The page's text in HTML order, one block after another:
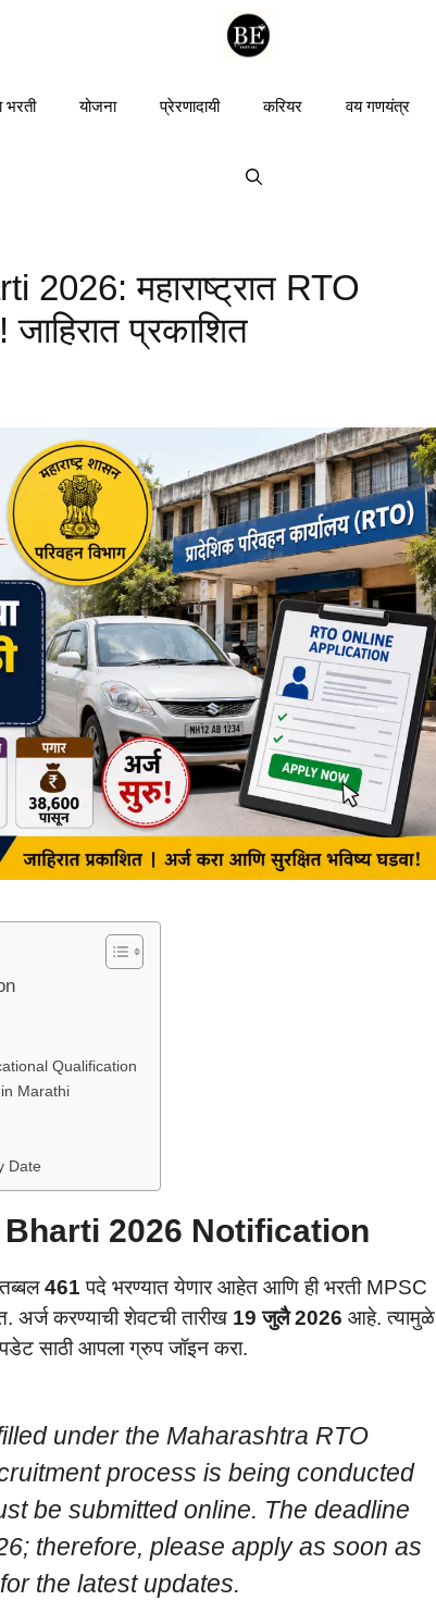
भरती योजना प्रेरणादायी करियर वय गणयंत्र
महाराष्ट्रात RTO
जाहिरात प्रकाशित
Qualification
Marathi
Date
2026 Notification
461पदे भरण्यात येणार आहेत आणि ही भरती MPSC
अर्ज करण्याची शेवटची तारीख 19 जुलै 2026 आहे. त्यामुळे
साठी आपला ग्रुप जॉइन करा.
under the Maharashtra RTO
process is being conducted
be submitted online. The deadline
therefore, please apply as soon as
the latest updates.